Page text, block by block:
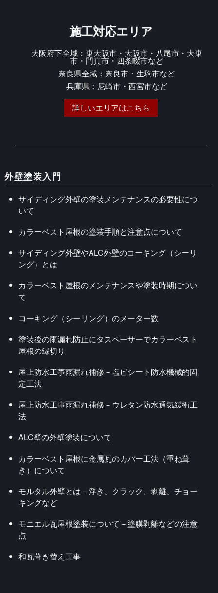
施工対応エリア
大阪府下全域：東大阪市・大阪市・八尾市・大東
市・門真市・四条畷市など
奈良県全域：奈良市・生駒市など
兵庫県：尼崎市・西宮市など
詳しいエリアはこちら
外壁塗装入門
サイディング外壁の塗装メンテナンスの必要性につ
いて
カラーベスト屋根の塗装手順と注意点について
サイディング外壁やALC外壁のコーキング（シーリ
ング）とは
カラーベスト屋根のメンテナンスや塗装時期につい
て
コーキング（シーリング）のメーター数
塗装後の雨漏れ防止にタスペーサーでカラーベスト
屋根の縁切り
屋上防水工事雨漏れ補修－塩ビシート防水機械的固
定工法
屋上防水工事雨漏れ補修－ウレタン防水通気緩衝工
法
ALC壁の外壁塗装について
カラーベスト屋根に金属瓦のカバー工法（重ね葺
き）について
モルタル外壁とは－浮き、クラック、剥離、チョー
キングなど
モニエル瓦屋根塗装について－塗膜剥離などの注意
点
和瓦葺き替え工事